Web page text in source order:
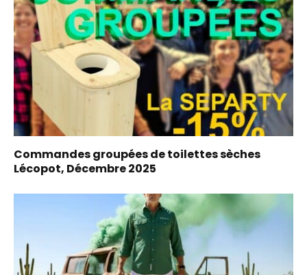
Commandes groupées de toilettes sèches
Lécopot, Décembre 2025